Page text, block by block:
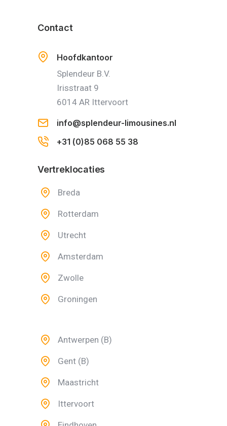
Contact
Hoofdkantoor
Splendeur B.V.
Irisstraat 9
6014 AR Ittervoort
info@splendeur-limousines.nl
+31 (0)85 068 55 38
Vertreklocaties
Breda
Rotterdam
Utrecht
Amsterdam
Zwolle
Groningen
Antwerpen (B)
Gent (B)
Maastricht
Ittervoort